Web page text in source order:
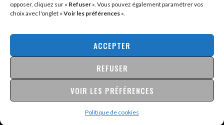
opposer, cliquez sur « Refuser ». Vous pouvez également paramétrer vos
choix avec l'onglet « Voir les préférences ».
ACCEPTER
REFUSER
VOIR LES PRÉFÉRENCES
Politique de cookies
Breniauxdans Cyclocross de Brochon (21)
MENTIONS LÉGALES & POLITIQUE DE CONFIDENTIALITÉ